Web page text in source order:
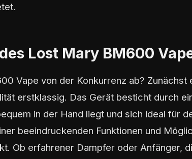
Lost Mary BM600
Vape von der Konkurrenz ab? Zunächst
erstklassig. Das Gerät besticht durch
in der Hand liegt und sich ideal für
beeindruckenden Funktionen und
Ob erfahrener Dampfer oder Anfänger,